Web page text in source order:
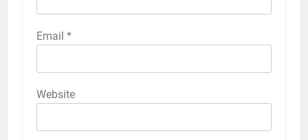
Email *
Website